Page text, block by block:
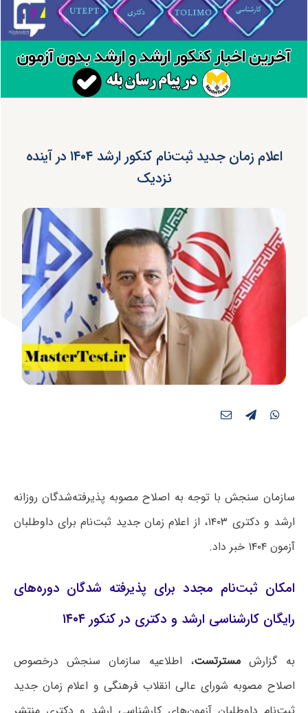
اعلام زمان جدید ثبت‌نام کنکور ارشد ۱۴۰۴ در آینده
نزدیک
سازمان سنجش با توجه به اصلاح مصوبه پذیرفته‌شدگان روزانه
ارشد و دکتری ۱۴۰۳، از اعلام زمان جدید ثبت‌نام برای داوطلبان
آزمون ۱۴۰۴ خبر داد.
امکان ثبت‌نام مجدد برای پذیرفته شدگان دوره‌های
رایگان کارشناسی ارشد و دکتری در کنکور ۱۴۰۴
به گزارشمسترتست، اطلاعیه سازمان سنجش درخصوص
اصلاح مصوبه شورای عالی انقلاب فرهنگی و اعلام زمان جدید